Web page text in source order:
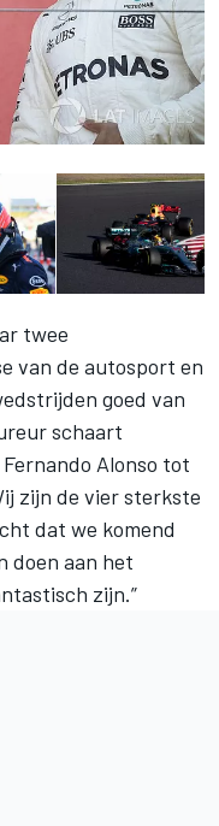
twee
van de autosport en
goed van
schaart
Alonso tot
zijn de vier sterkste
dat we komend
doen aan het
zijn.”